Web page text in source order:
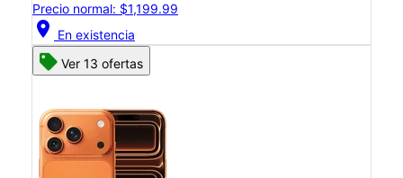
Precio normal: $1,199.99
location_on En existencia
Ver 13 ofertas